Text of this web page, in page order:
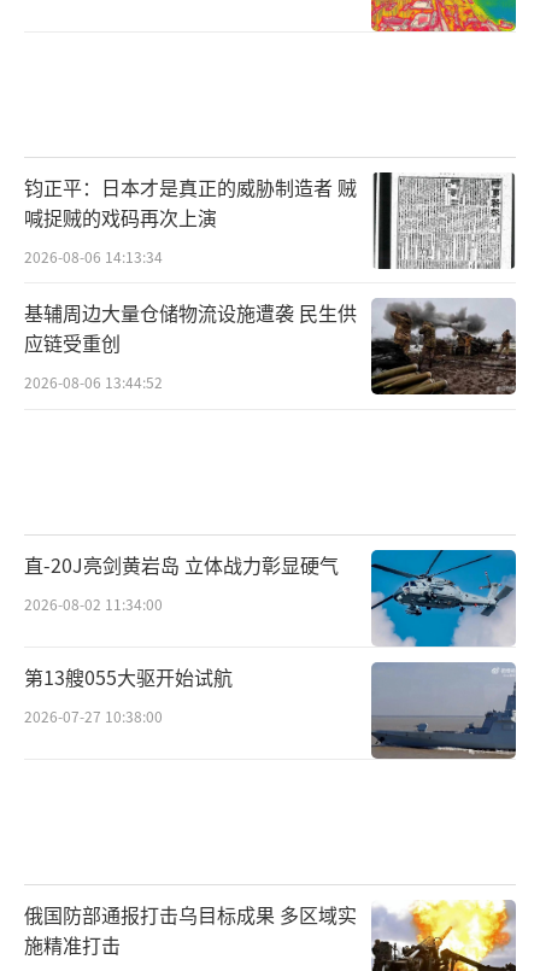
钧正平：日本才是真正的威胁制造者 贼
喊捉贼的戏码再次上演
2026-08-06 14:13:34
基辅周边大量仓储物流设施遭袭 民生供
应链受重创
2026-08-06 13:44:52
直-20J亮剑黄岩岛 立体战力彰显硬气
2026-08-02 11:34:00
第13艘055大驱开始试航
2026-07-27 10:38:00
俄国防部通报打击乌目标成果 多区域实
施精准打击